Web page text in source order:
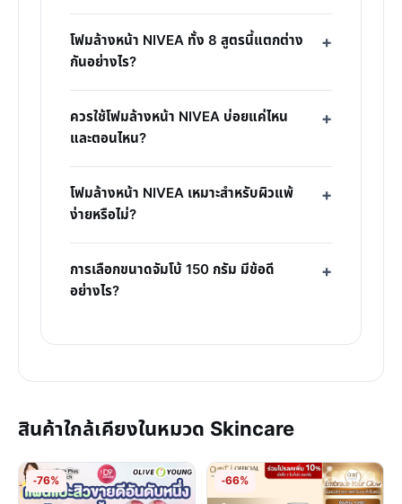
โฟมล้างหน้า NIVEA ทั้ง 8 สูตรนี้แตกต่าง
กันอย่างไร?
ควรใช้โฟมล้างหน้า NIVEA บ่อยแค่ไหน
และตอนไหน?
โฟมล้างหน้า NIVEA เหมาะสำหรับผิวแพ้
ง่ายหรือไม่?
การเลือกขนาดจัมโบ้ 150 กรัม มีข้อดี
อย่างไร?
สินค้าใกล้เคียงในหมวด Skincare
-76% -66%